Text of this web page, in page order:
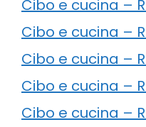
Cibo e cucina –
Cibo e cucina –
Cibo e cucina –
Cibo e cucina –
Cibo e cucina –